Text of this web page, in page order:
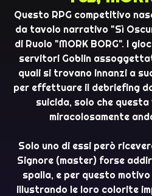
Questo RPG competitivo
da tavolo narrativo "Sì
di Ruolo "MORK BORG". I
servitori Goblin
quali si trovano innanzi a
per effettuare il debriefing
suicida, solo che
miracolosamente
Solo uno di essi però
Signore (master) forse
spalla, e per questo
illustrando le loro colorite